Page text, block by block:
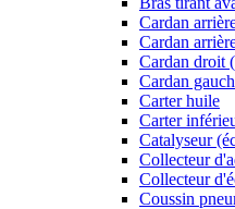
Cardan
Cardan
Cardan droit
Cardan
Carter huile
Carter
Catalyseur
Collecteur
Collecteur
Coussin